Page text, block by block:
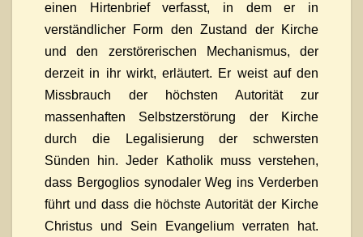
einen Hirtenbrief verfasst, in dem er in
verständlicher Form den Zustand der Kirche
und den zerstörerischen Mechanismus, der
derzeit in ihr wirkt, erläutert. Er weist auf den
Missbrauch der höchsten Autorität zur
massenhaften Selbstzerstörung der Kirche
durch die Legalisierung der schwersten
Sünden hin. Jeder Katholik muss verstehen,
dass Bergoglios synodaler Weg ins Verderben
führt und dass die höchste Autorität der Kirche
Christus und Sein Evangelium verraten hat.